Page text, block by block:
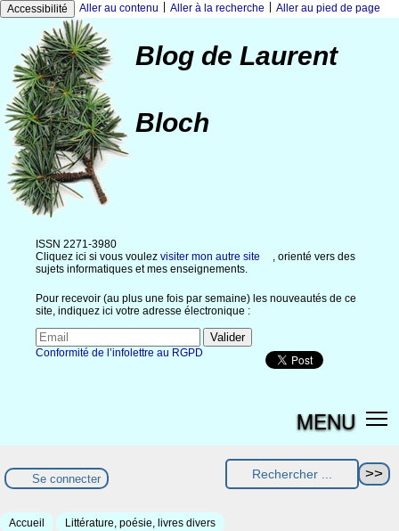
Accessibilité Aller au contenu Aller à la recherche Aller au pied de page
Blog de Laurent
Bloch
ISSN 2271-3980
Cliquez ici si vous voulez visiter mon autre site
, orienté vers des
sujets informatiques et mes enseignements.
Pour recevoir (au plus une fois par semaine) les nouveautés de ce
site, indiquez ici votre adresse électronique :
Conformité de l’infolettre au RGPD
MENU
Se connecter
Accueil Littérature, poésie, livres divers